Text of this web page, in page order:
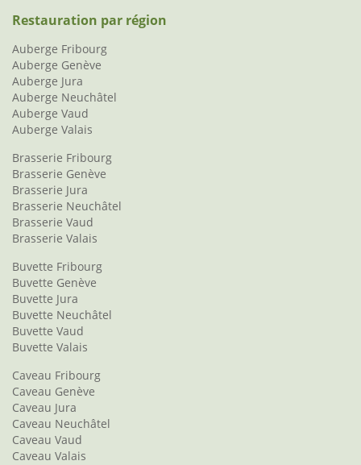
Restauration par région
Auberge Fribourg
Auberge Genève
Auberge Jura
Auberge Neuchâtel
Auberge Vaud
Auberge Valais
Brasserie Fribourg
Brasserie Genève
Brasserie Jura
Brasserie Neuchâtel
Brasserie Vaud
Brasserie Valais
Buvette Fribourg
Buvette Genève
Buvette Jura
Buvette Neuchâtel
Buvette Vaud
Buvette Valais
Caveau Fribourg
Caveau Genève
Caveau Jura
Caveau Neuchâtel
Caveau Vaud
Caveau Valais